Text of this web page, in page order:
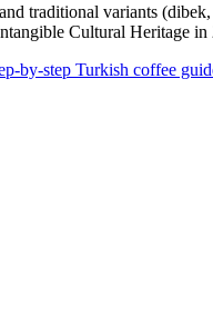
traditional variants (dibek,
Cultural Heritage in
by-step Turkish coffee